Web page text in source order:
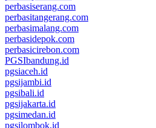
perbasiserang.com
perbasitangerang.com
perbasimalang.com
perbasidepok.com
perbasicirebon.com
PGSIbandung.id
pgsiaceh.id
pgsijambi.id
pgsibali.id
pgsijakarta.id
pgsimedan.id
pgsilombok.id